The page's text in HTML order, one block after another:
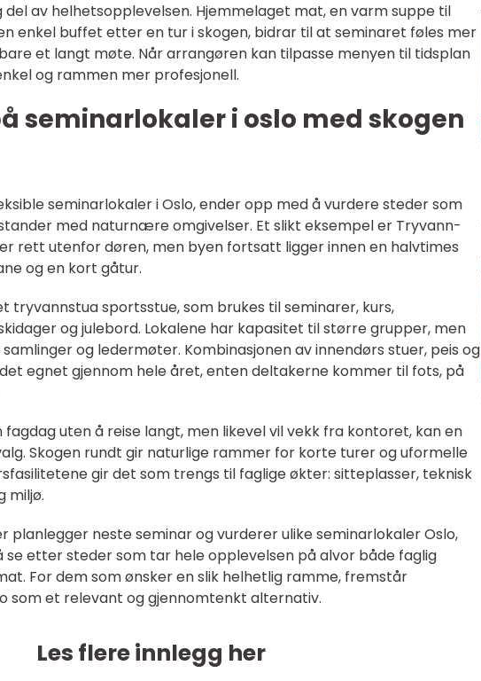
del av helhetsopplevelsen. Hjemmelaget mat, en varm suppe til
enkel buffet etter en tur i skogen, bidrar til at seminaret føles mer
et langt møte. Når arrangøren kan tilpasse menyen til tidsplan
og rammen mer profesjonell.
seminarlokaler i oslo med skogen
seminarlokaler i Oslo, ender opp med å vurdere steder som
med naturnære omgivelser. Et slikt eksempel er Tryvann-
rett utenfor døren, men byen fortsatt ligger innen en halvtimes
og en kort gåtur.
tryvannstua sportsstue, som brukes til seminarer, kurs,
og julebord. Lokalene har kapasitet til større grupper, men
og ledermøter. Kombinasjonen av innendørs stuer, peis og
egnet gjennom hele året, enten deltakerne kommer til fots, på
uten å reise langt, men likevel vil vekk fra kontoret, kan en
Skogen rundt gir naturlige rammer for korte turer og uformelle
gir det som trengs til faglige økter: sitteplasser, teknisk
miljø.
planlegger neste seminar og vurderer ulike seminarlokaler Oslo,
se etter steder som tar hele opplevelsen på alvor både faglig
For dem som ønsker en slik helhetlig ramme, fremstår
som et relevant og gjennomtenkt alternativ.
Les flere innlegg her